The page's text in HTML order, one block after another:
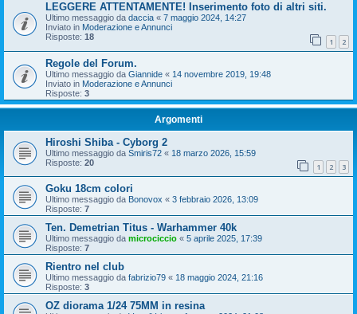
LEGGERE ATTENTAMENTE! Inserimento foto di altri siti.
Ultimo messaggio da daccia « 7 maggio 2024, 14:27
Inviato in Moderazione e Annunci
Risposte: 18 1 2
Regole del Forum.
Ultimo messaggio da Giannide « 14 novembre 2019, 19:48
Inviato in Moderazione e Annunci
Risposte: 3
Argomenti
Hiroshi Shiba - Cyborg 2
Ultimo messaggio da Smiris72 « 18 marzo 2026, 15:59
Risposte: 20 1 2 3
Goku 18cm colori
Ultimo messaggio da Bonovox « 3 febbraio 2026, 13:09
Risposte: 7
Ten. Demetrian Titus - Warhammer 40k
Ultimo messaggio da microciccio « 5 aprile 2025, 17:39
Risposte: 7
Rientro nel club
Ultimo messaggio da fabrizio79 « 18 maggio 2024, 21:16
Risposte: 3
OZ diorama 1/24 75MM in resina